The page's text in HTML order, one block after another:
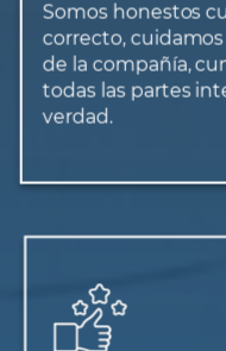
Somos honestos
correcto,
de la compañía,
todas las partes
verdad.